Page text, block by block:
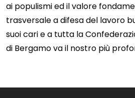
ai populismi ed il valore
trasversale a difesa del lavoro
suoi cari e a tutta la
di Bergamo va il nostro più